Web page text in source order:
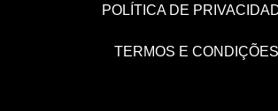
POLÍTICA DE
TERMOS E CONDIÇÕES